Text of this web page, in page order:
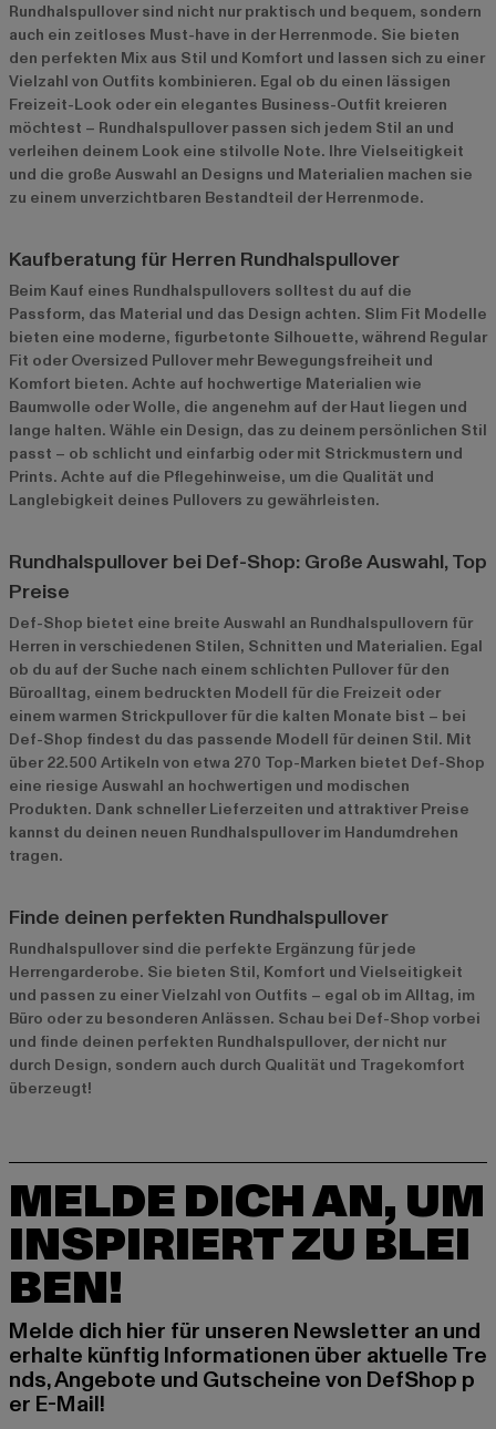
Rundhalspullover sind nicht nur praktisch und bequem, sondern
auch ein zeitloses Must-have in der Herrenmode. Sie bieten
den perfekten Mix aus Stil und Komfort und lassen sich zu einer
Vielzahl von Outfits kombinieren. Egal ob du einen lässigen
Freizeit-Look oder ein elegantes Business-Outfit kreieren
möchtest – Rundhalspullover passen sich jedem Stil an und
verleihen deinem Look eine stilvolle Note. Ihre Vielseitigkeit
und die große Auswahl an Designs und Materialien machen sie
zu einem unverzichtbaren Bestandteil der Herrenmode.
Kaufberatung für Herren Rundhalspullover
Beim Kauf eines Rundhalspullovers solltest du auf die
Passform, das Material und das Design achten. Slim Fit Modelle
bieten eine moderne, figurbetonte Silhouette, während Regular
Fit oder Oversized Pullover mehr Bewegungsfreiheit und
Komfort bieten. Achte auf hochwertige Materialien wie
Baumwolle oder Wolle, die angenehm auf der Haut liegen und
lange halten. Wähle ein Design, das zu deinem persönlichen Stil
passt – ob schlicht und einfarbig oder mit Strickmustern und
Prints. Achte auf die Pflegehinweise, um die Qualität und
Langlebigkeit deines Pullovers zu gewährleisten.
Rundhalspullover bei Def-Shop: Große Auswahl, Top
Preise
Def-Shop bietet eine breite Auswahl an Rundhalspullovern für
Herren in verschiedenen Stilen, Schnitten und Materialien. Egal
ob du auf der Suche nach einem schlichten Pullover für den
Büroalltag, einem bedruckten Modell für die Freizeit oder
einem warmen Strickpullover für die kalten Monate bist – bei
Def-Shop findest du das passende Modell für deinen Stil. Mit
über 22.500 Artikeln von etwa 270 Top-Marken bietet Def-Shop
eine riesige Auswahl an hochwertigen und modischen
Produkten. Dank schneller Lieferzeiten und attraktiver Preise
kannst du deinen neuen Rundhalspullover im Handumdrehen
tragen.
Finde deinen perfekten Rundhalspullover
Rundhalspullover sind die perfekte Ergänzung für jede
Herrengarderobe. Sie bieten Stil, Komfort und Vielseitigkeit
und passen zu einer Vielzahl von Outfits – egal ob im Alltag, im
Büro oder zu besonderen Anlässen. Schau bei Def-Shop vorbei
und finde deinen perfekten Rundhalspullover, der nicht nur
durch Design, sondern auch durch Qualität und Tragekomfort
überzeugt!
MELDE DICH AN, UM
INSPIRIERT ZU BLEI
BEN!
Melde dich hier für unseren Newsletter an und
erhalte künftig Informationen über aktuelle Tre
nds, Angebote und Gutscheine von DefShop p
er E-Mail!